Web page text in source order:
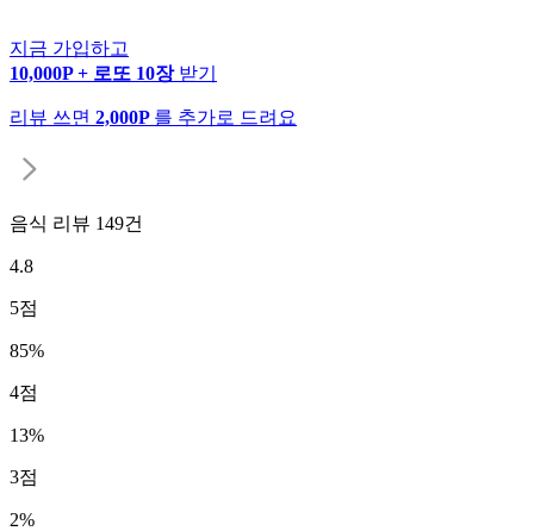
지금 가입하고
10,000P + 로또 10장 받기
리뷰 쓰면 2,000P 를 추가로 드려요
음식 리뷰 149건
4.8
5점
85%
4점
13%
3점
2%